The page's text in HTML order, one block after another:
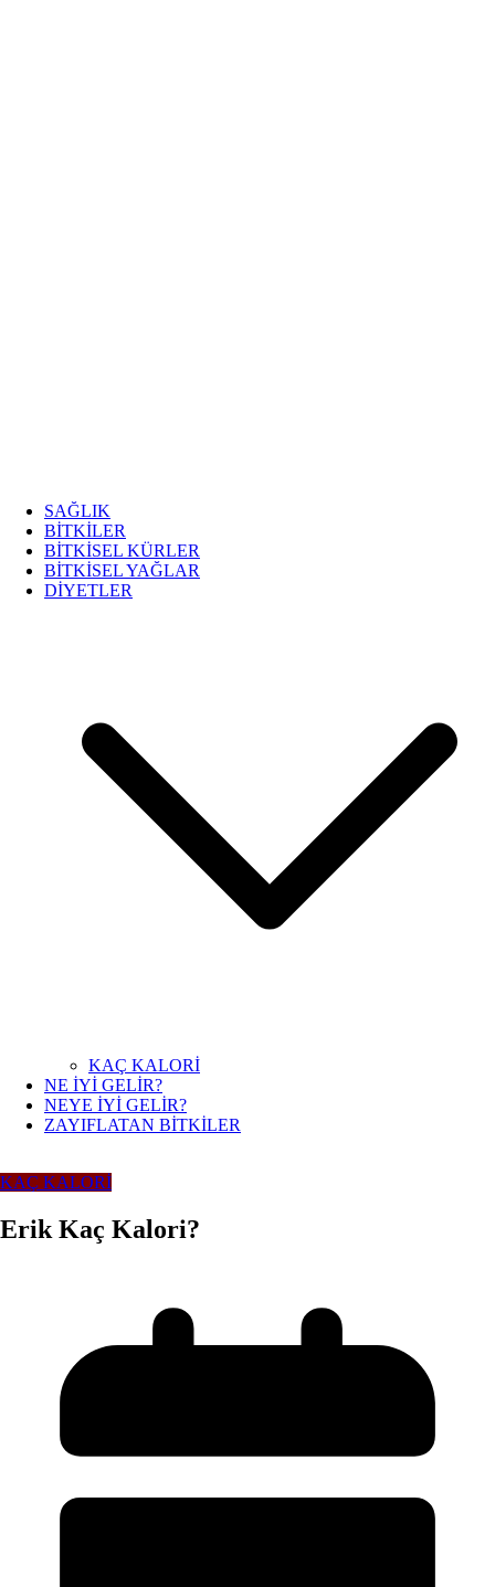
SAĞLIK
BİTKİLER
BİTKİSEL KÜRLER
BİTKİSEL YAĞLAR
DİYETLER
KAÇ KALORİ
NE İYİ GELİR?
NEYE İYİ GELİR?
ZAYIFLATAN BİTKİLER
KAÇ KALORİ
Erik Kaç Kalori?